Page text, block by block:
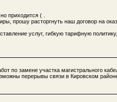
приходится ( .
прошу расторгнуть наш договор на
услуг, гибкую тарифную
по замене участка магистрального
перерывы связи в Кировском